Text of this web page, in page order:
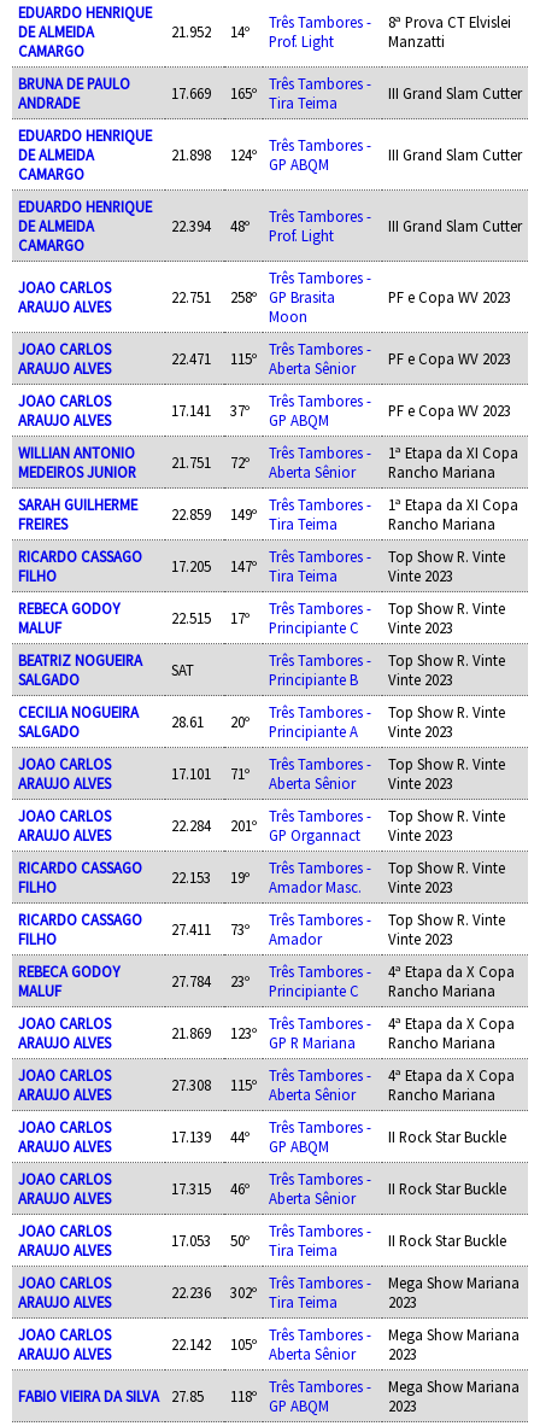
EDUARDO HENRIQUE
DE ALMEIDA
CAMARGO
21.952 14º
Três Tambores -
Prof. Light
8ª Prova CT Elvislei
Manzatti
BRUNA DE PAULO
ANDRADE
17.669 165º
Três Tambores -
Tira Teima
III Grand Slam Cutter
EDUARDO HENRIQUE
DE ALMEIDA
CAMARGO
21.898 124º
Três Tambores -
GP ABQM
III Grand Slam Cutter
EDUARDO HENRIQUE
DE ALMEIDA
CAMARGO
22.394 48º
Três Tambores -
Prof. Light
III Grand Slam Cutter
JOAO CARLOS
ARAUJO ALVES
22.751 258º
Três Tambores -
GP Brasita
Moon
PF e Copa WV 2023
JOAO CARLOS
ARAUJO ALVES
22.471 115º
Três Tambores -
Aberta Sênior
PF e Copa WV 2023
JOAO CARLOS
ARAUJO ALVES
17.141 37º
Três Tambores -
GP ABQM
PF e Copa WV 2023
WILLIAN ANTONIO
MEDEIROS JUNIOR
21.751 72º
Três Tambores -
Aberta Sênior
1ª Etapa da XI Copa
Rancho Mariana
SARAH GUILHERME
FREIRES
22.859 149º
Três Tambores -
Tira Teima
1ª Etapa da XI Copa
Rancho Mariana
RICARDO CASSAGO
FILHO
17.205 147º
Três Tambores -
Tira Teima
Top Show R. Vinte
Vinte 2023
REBECA GODOY
MALUF
22.515 17º
Três Tambores -
Principiante C
Top Show R. Vinte
Vinte 2023
BEATRIZ NOGUEIRA
SALGADO
SAT
Três Tambores -
Principiante B
Top Show R. Vinte
Vinte 2023
CECILIA NOGUEIRA
SALGADO
28.61 20º
Três Tambores -
Principiante A
Top Show R. Vinte
Vinte 2023
JOAO CARLOS
ARAUJO ALVES
17.101 71º
Três Tambores -
Aberta Sênior
Top Show R. Vinte
Vinte 2023
JOAO CARLOS
ARAUJO ALVES
22.284 201º
Três Tambores -
GP Organnact
Top Show R. Vinte
Vinte 2023
RICARDO CASSAGO
FILHO
22.153 19º
Três Tambores -
Amador Masc.
Top Show R. Vinte
Vinte 2023
RICARDO CASSAGO
FILHO
27.411 73º
Três Tambores -
Amador
Top Show R. Vinte
Vinte 2023
REBECA GODOY
MALUF
27.784 23º
Três Tambores -
Principiante C
4ª Etapa da X Copa
Rancho Mariana
JOAO CARLOS
ARAUJO ALVES
21.869 123º
Três Tambores -
GP R Mariana
4ª Etapa da X Copa
Rancho Mariana
JOAO CARLOS
ARAUJO ALVES
27.308 115º
Três Tambores -
Aberta Sênior
4ª Etapa da X Copa
Rancho Mariana
JOAO CARLOS
ARAUJO ALVES
17.139 44º
Três Tambores -
GP ABQM
II Rock Star Buckle
JOAO CARLOS
ARAUJO ALVES
17.315 46º
Três Tambores -
Aberta Sênior
II Rock Star Buckle
JOAO CARLOS
ARAUJO ALVES
17.053 50º
Três Tambores -
Tira Teima
II Rock Star Buckle
JOAO CARLOS
ARAUJO ALVES
22.236 302º
Três Tambores -
Tira Teima
Mega Show Mariana
2023
JOAO CARLOS
ARAUJO ALVES
22.142 105º
Três Tambores -
Aberta Sênior
Mega Show Mariana
2023
FABIO VIEIRA DA SILVA 27.85 118º
Três Tambores -
GP ABQM
Mega Show Mariana
2023